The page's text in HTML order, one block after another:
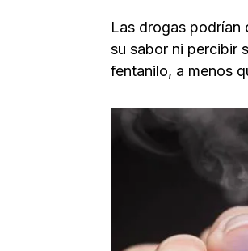
Las drogas podrían
su sabor ni percibir
fentanilo, a menos